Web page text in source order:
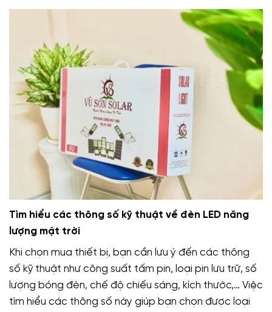
Tìm hiểu các thông số kỹ thuật về đèn LED năng
lượng mặt trời
Khi chọn mua thiết bị, bạn cần lưu ý đến các thông
số kỹ thuật như công suất tấm pin, loại pin lưu trữ, số
lượng bóng đèn, chế độ chiếu sáng, kích thước,… Việc
tìm hiểu các thông số này giúp bạn chọn được loại